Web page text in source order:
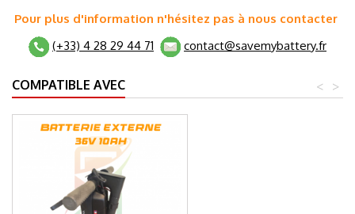
Pour plus d'information n'hésitez pas à nous contacter
(+33) 4 28 29 44 71
contact@savemybattery.fr
COMPATIBLE AVEC >
<